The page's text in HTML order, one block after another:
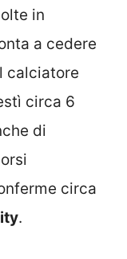
in
a cedere
calciatore
circa 6
di
circa
.